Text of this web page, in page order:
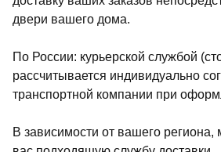
двери вашего дома.
По России: курьерской службой
рассчитывается индивидуально
транспортной компании при
В зависимости от вашего